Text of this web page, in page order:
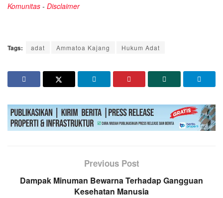
Komunitas - Disclaimer
Tags: adat Ammatoa Kajang Hukum Adat
Previous Post
Dampak Minuman Bewarna Terhadap Gangguan
Kesehatan Manusia